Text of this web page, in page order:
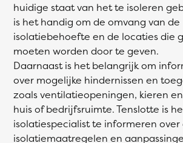
huidige staat van het te isoleren
is het handig om de omvang van de
isolatiebehoefte en de locaties die
moeten worden door te geven.
Daarnaast is het belangrijk om
over mogelijke hindernissen en
zoals ventilatieopeningen, kieren
huis of bedrijfsruimte. Tenslotte is
isolatiespecialist te informeren over
isolatiemaatregelen en